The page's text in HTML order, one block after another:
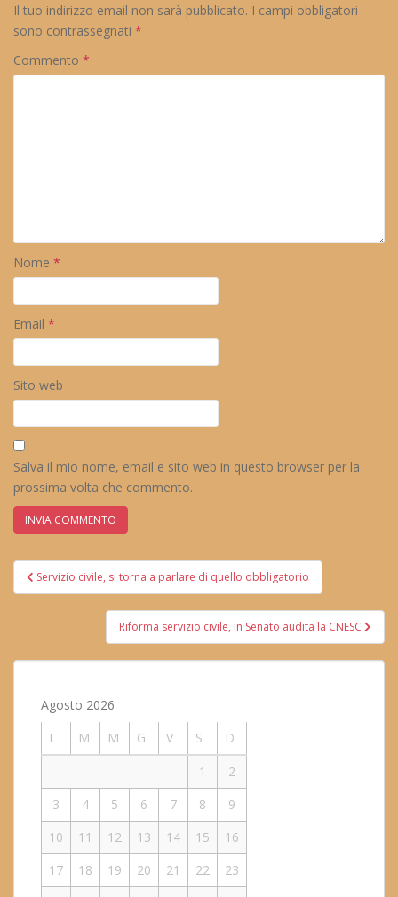
Il tuo indirizzo email non sarà pubblicato. I campi obbligatori
sono contrassegnati *
Commento *
Nome *
Email *
Sito web
Salva il mio nome, email e sito web in questo browser per la
prossima volta che commento.
Navigazione
articoli
Servizio civile, si torna a parlare di quello obbligatorio
Riforma servizio civile, in Senato audita la CNESC
Agosto 2026
L
M M G V S
D
1
2
3
4 5 6 7 8
9
10
11 12 13 14 15
16
17
18 19 20 21 22
23